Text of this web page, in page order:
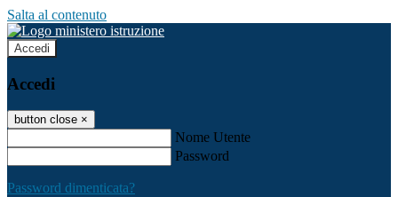
Salta al contenuto
Accedi
Accedi
button close ×
Nome Utente
Password
Password dimenticata?